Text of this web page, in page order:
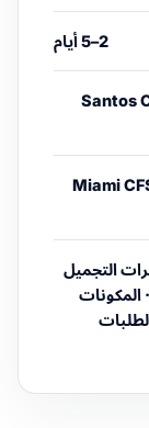
2–5 أيام
Santos
Miami
التجميل
المكونات